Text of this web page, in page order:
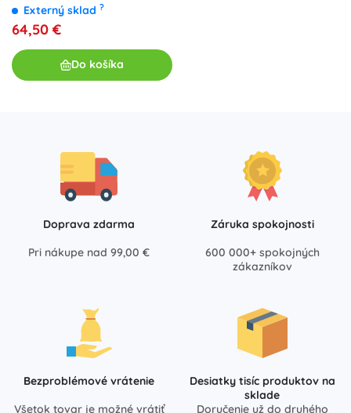
Externý sklad ?
64,50 €
Do košíka
Doprava zdarma
Pri nákupe nad 99,00 €
Záruka spokojnosti
600 000+ spokojných
zákazníkov
Bezproblémové vrátenie
Všetok tovar je možné vrátiť
Desiatky tisíc produktov na
sklade
Doručenie už do druhého